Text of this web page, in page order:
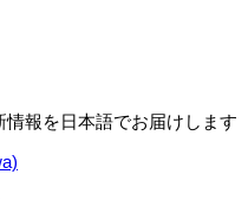
報を日本語でお届けします